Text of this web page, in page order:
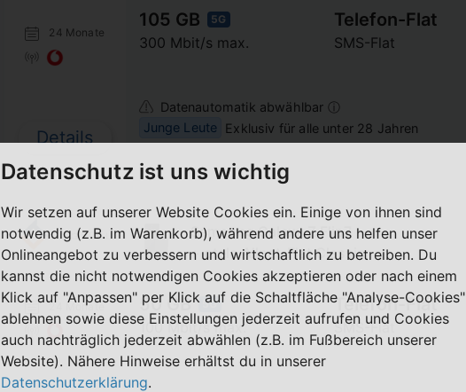
24 Monate
Details
105 GB 5G
300 Mbit/s max.
Telefon-Flat
SMS-Flat
Datenautomatik abwählbar ⓘ
Junge Leute
Exklusiv für alle unter 28 Jahren
24 Monate
Samsung Galaxy Z Flip7
+ otelo Allnet-Flat Classic
50 GB 5G
100 Mbit/s max.
Telefon-Flat
SMS-Flat
Datenschutz ist uns wichtig
Wir setzen auf unserer Website Cookies ein. Einige von ihnen sind
notwendig (z.B. im Warenkorb), während andere uns helfen unser
Onlineangebot zu verbessern und wirtschaftlich zu betreiben. Du
kannst die nicht notwendigen Cookies akzeptieren oder nach einem
Klick auf "Anpassen" per Klick auf die Schaltfläche "Analyse-Cookies"
ablehnen sowie diese Einstellungen jederzeit aufrufen und Cookies
auch nachträglich jederzeit abwählen (z.B. im Fußbereich unserer
Website). Nähere Hinweise erhältst du in unserer
Datenschutzerklärung.